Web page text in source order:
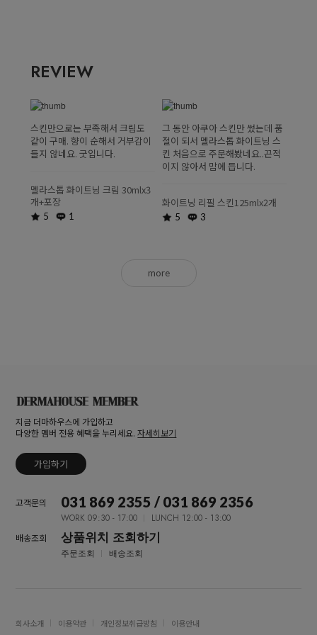
REVIEW
스킨만으로는 부족해서 크림도
같이 구매. 향이 순해서 거부감이
들지 않네요. 굿입니다.
멜라스톱 화이트닝 크림 30mlx3
개+포장
5 1
그 동안 아쿠아 스킨만 썼는데 품
절이 되서 멜라스톱 화이트닝 스
킨 처음으로 주문해봤네요..끈적
이지 않아서 맘에 듭니다.
화이트닝 리필 스킨125mlx2개
5 3
more
지금 더마하우스에 가입하고
다양한 멤버 전용 혜택을 누리세요.자세히보기
가입하기
고객문의 031 869 2355 / 031 869 2356
WORK 09:30 - 17:00 LUNCH 12:00 - 13:00
배송조회 상품위치 조회하기
주문조회 배송조회
회사소개 이용약관 개인정보취급방침 이용안내